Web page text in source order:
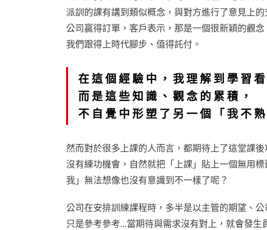
派訓的課有講到類似概念，與對方進行了意見上
公司贏得訂單，客戶表示，那是一個很新穎的觀
我們跟得上時代腳步、值得託付。
在這個經驗中，我理解到學習
而是這些知識、觀念的累積，
不自覺中形塑了另一個「我不
然而對於很多上課的人而言，都期待上了這堂課後
沒有練功機會，自然就把「上課」貼上一個無用
我」無法想像也沒有意識到不一樣了呢？
公司在安排訓練課程時，多半是以主管的期望、
只是參考參考…當期待與需求沒有對上，就會發